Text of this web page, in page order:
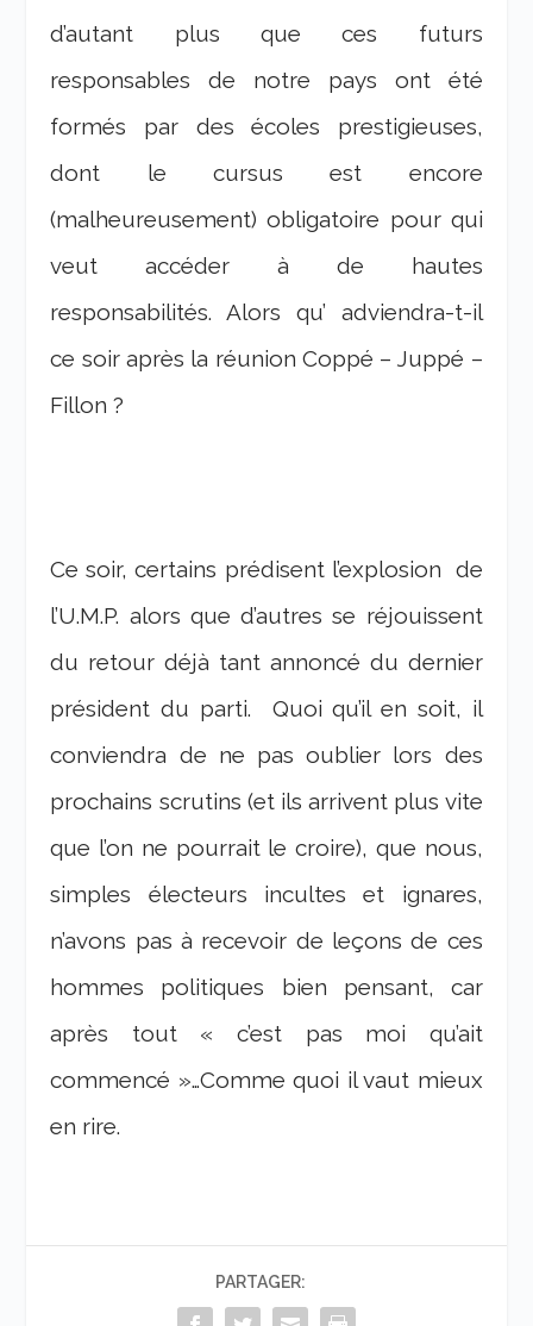
d’autant plus que ces futurs
responsables de notre pays ont été
formés par des écoles prestigieuses,
dont le cursus est encore
(malheureusement) obligatoire pour qui
veut accéder à de hautes
responsabilités. Alors qu’ adviendra-t-il
ce soir après la réunion Coppé – Juppé –
Fillon ?
Ce soir, certains prédisent l’explosion de
l’U.M.P. alors que d’autres se réjouissent
du retour déjà tant annoncé du dernier
président du parti. Quoi qu’il en soit, il
conviendra de ne pas oublier lors des
prochains scrutins (et ils arrivent plus vite
que l’on ne pourrait le croire), que nous,
simples électeurs incultes et ignares,
n’avons pas à recevoir de leçons de ces
hommes politiques bien pensant, car
après tout « c’est pas moi qu’ait
commencé »…Comme quoi il vaut mieux
en rire.
PARTAGER: